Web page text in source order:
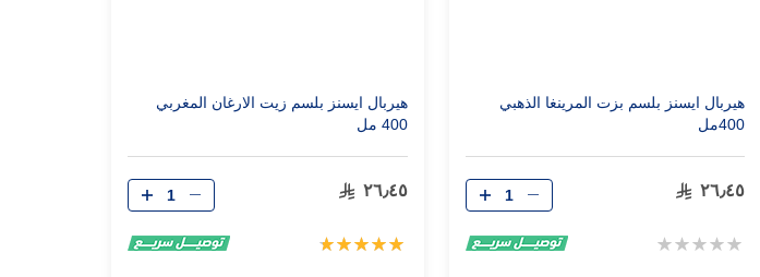
هيربال ايسنز بلسم بزت المرينغا الذهبي
400مل
٢٦٫٤٥
Rating:
الكمية
هيربال ايسنز بلسم زيت الارغان المغربي
400 مل
٢٦٫٤٥
تقييم:
الكمية